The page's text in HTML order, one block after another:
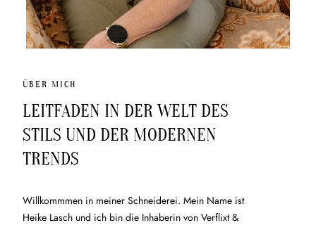
ÜBER MICH
LEITFADEN IN DER WELT DES
STILS UND DER MODERNEN
TRENDS
Willkommmen in meiner Schneiderei. Mein Name ist
Heike Lasch und ich bin die Inhaberin von Verflixt &